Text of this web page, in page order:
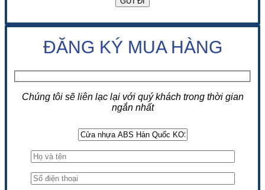
ĐĂNG KÝ MUA HÀNG
Chúng tôi sẽ liên lạc lại với quý khách trong thời gian
ngắn nhất